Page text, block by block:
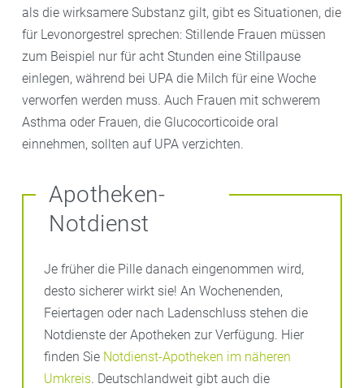
als die wirksamere Substanz gilt, gibt es Situationen, die
für Levonorgestrel sprechen: Stillende Frauen müssen
zum Beispiel nur für acht Stunden eine Stillpause
einlegen, während bei UPA die Milch für eine Woche
verworfen werden muss. Auch Frauen mit schwerem
Asthma oder Frauen, die Glucocorticoide oral
einnehmen, sollten auf UPA verzichten.
Apotheken-
Notdienst
Je früher die Pille danach eingenommen wird,
desto sicherer wirkt sie! An Wochenenden,
Feiertagen oder nach Ladenschluss stehen die
Notdienste der Apotheken zur Verfügung. Hier
finden Sie Notdienst-Apotheken im näheren
Umkreis. Deutschlandweit gibt auch die